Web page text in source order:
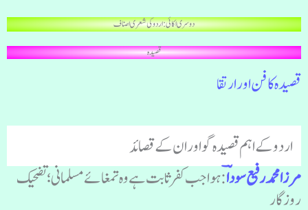
دوسری اکائی : اردو کی شعری اصناف
قصیدہ
قصیدہ کا فن اور ارتقا
اردو کے اہم قصیدہ گو اور ان کے قصائد
مرزا محمد رفیع سوداؔ: ہوا جب کفر ثابت ہے وہ تمغائے مسلمانی؛ تضحیک
روزگار